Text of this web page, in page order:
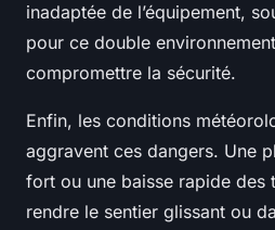
inadaptée de l’équipement,
pour ce double
compromettre la sécurité.
Enfin, les conditions
aggravent ces dangers. Une
fort ou une baisse rapide des
rendre le sentier glissant ou